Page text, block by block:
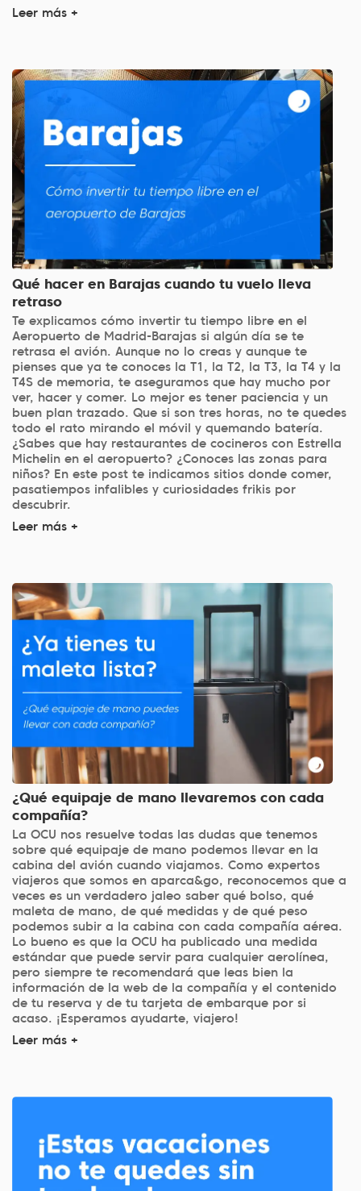
Leer más +
Qué hacer en Barajas cuando tu vuelo lleva
retraso
Te explicamos cómo invertir tu tiempo libre en el
Aeropuerto de Madrid-Barajas si algún día se te
retrasa el avión. Aunque no lo creas y aunque te
pienses que ya te conoces la T1, la T2, la T3, la T4 y la
T4S de memoria, te aseguramos que hay mucho por
ver, hacer y comer. Lo mejor es tener paciencia y un
buen plan trazado. Que si son tres horas, no te quedes
todo el rato mirando el móvil y quemando batería.
¿Sabes que hay restaurantes de cocineros con Estrella
Michelin en el aeropuerto? ¿Conoces las zonas para
niños? En este post te indicamos sitios donde comer,
pasatiempos infalibles y curiosidades frikis por
descubrir.
Leer más +
¿Qué equipaje de mano llevaremos con cada
compañía?
La OCU nos resuelve todas las dudas que tenemos
sobre qué equipaje de mano podemos llevar en la
cabina del avión cuando viajamos. Como expertos
viajeros que somos en aparca&go, reconocemos que a
veces es un verdadero jaleo saber qué bolso, qué
maleta de mano, de qué medidas y de qué peso
podemos subir a la cabina con cada compañía aérea.
Lo bueno es que la OCU ha publicado una medida
estándar que puede servir para cualquier aerolínea,
pero siempre te recomendará que leas bien la
información de la web de la compañía y el contenido
de tu reserva y de tu tarjeta de embarque por si
acaso. ¡Esperamos ayudarte, viajero!
Leer más +